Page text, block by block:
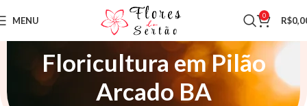
MENU 0 R$
Floricultura em Pilão
Arcado BA